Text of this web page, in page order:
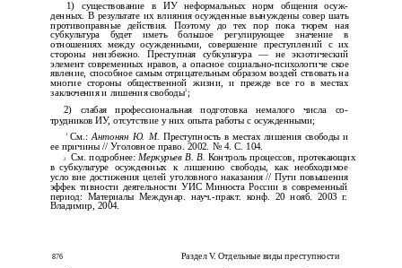
1) существование в ИУ неформальных норм общения осуж­
денных. В результате их влияния осужденные вынуждены совер­ шать
противоправные действия. Поэтому до тех пор пока тюрем­ ная
субкультура будет иметь большое регулирующее значение в
отношениях между осужденными, совершение преступлений с их
стороны неизбежно. Преступная субкультура — не экзотический
элемент современных нравов, а опасное социально-психологиче­ ское
явление, способное самым отрицательным образом воздей­ ствовать на
многие стороны общественной жизни, и прежде все­ го в местах
заключения и лишения свободы2;
2) слабая профессиональная подготовка немалого числа со­
трудников ИУ, отсутствие у них опыта работы с осужденными;
1См.:Антонян Ю. М. Преступность в местах лишения свободы и
ее причины // Уголовное право. 2002. № 4. С. 104.
2 См. подробнее:Меркурьев В. В. Контроль процессов, протекающих
в субкультуре осужденных к лишению свободы, как необходимое
усло­ вие достижения целей уголовного наказания // Пути повышения
эффек­ тивности деятельности УИС Минюста России в современный
период: Материалы Междунар. науч.-практ. конф. 20 нояб. 2003 г.
Владимир, 2004.
876
Раздел V. Отдельные виды преступности